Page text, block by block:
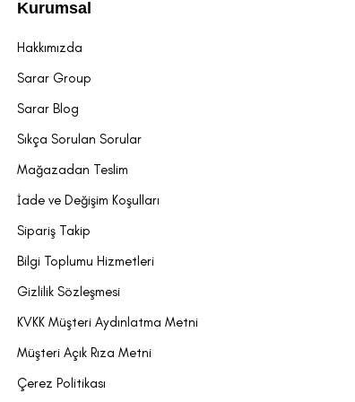
Kurumsal
Hakkımızda
Sarar Group
Sarar Blog
Sıkça Sorulan Sorular
Mağazadan Teslim
İade ve Değişim Koşulları
Sipariş Takip
Bilgi Toplumu Hizmetleri
Gizlilik Sözleşmesi
KVKK Müşteri Aydınlatma Metni
Müşteri Açık Rıza Metni
Çerez Politikası